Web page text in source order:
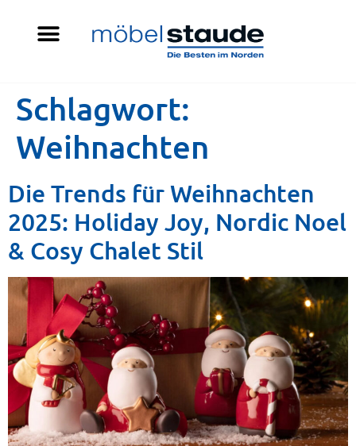
Schlagwort:
Weihnachten
Die Trends für Weihnachten
2025: Holiday Joy, Nordic Noel
& Cosy Chalet Stil